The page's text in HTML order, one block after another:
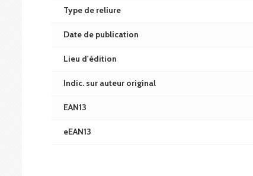
Type de reliure
Date de publication
Lieu d'édition
Indic. sur auteur original
EAN13
eEAN13